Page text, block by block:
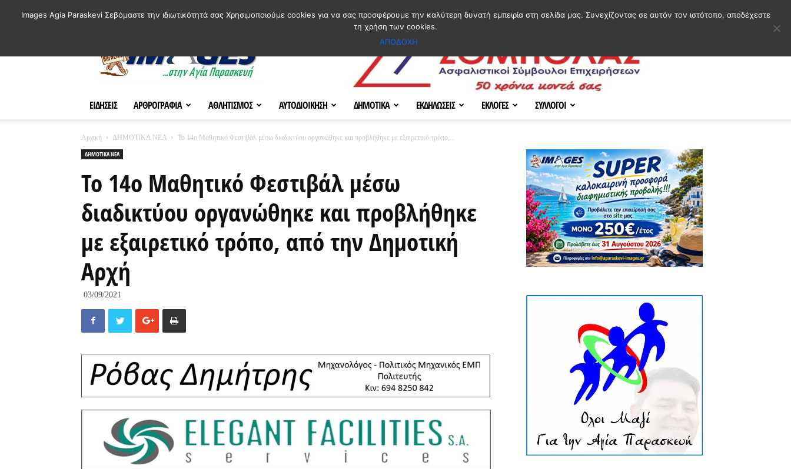
ΕΙΔΗΣΕΙΣ ΑΡΘΡΟΓΡΑΦΙΑ ΑΘΛΗΤΙΣΜΟΣ ΑΥΤΟΔΙΟΙΚΗΣΗ ΔΗΜΟΤΙΚΑ ΕΚΔΗΛΩΣΕΙΣ ΕΚΛΟΓΕΣ ΣΥΛΛΟΓΟΙ
Αρχική ΔΗΜΟΤΙΚΑ ΝΕΑ
Το 14ο Μαθητικό Φεστιβάλ μέσω διαδικτύου οργανώθηκε και προβλήθηκε με εξαιρετικό τρόπο,...
ΔΗΜΟΤΙΚΑ ΝΕΑ
Το 14ο Μαθητικό Φεστιβάλ μέσω
διαδικτύου οργανώθηκε και προβλήθηκε
με εξαιρετικό τρόπο, από την Δημοτική
Αρχή
03/09/2021
Images Agia Paraskevi Σεβόμαστε την ιδιωτικότητά σας Χρησιμοποιούμε cookies για να σας προσφέρουμε την καλύτερη δυνατή εμπειρία στη σελίδα μας. Συνεχίζοντας σε αυτόν τον ιστότοπο, αποδέχεστε
τη χρήση των cookies.
ΑΠΟΔΟΧΗ